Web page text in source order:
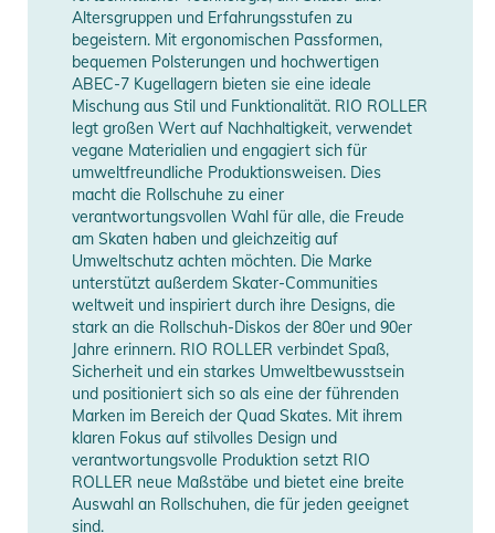
- Rio Roller aus Aluminium
- PU-gegossene 94A-Buchsen
Produktinformationen und
Sicherheitshinweise
Gebrauchsanweisungen, Sicherheitshinweise und Warnungen
finden Sie direkt am Produkt.
Altersgruppen und Erfahrungsstufen zu
begeistern. Mit ergonomischen Passformen,
bequemen Polsterungen und hochwertigen
ABEC-7 Kugellagern bieten sie eine ideale
Mischung aus Stil und Funktionalität. RIO ROLLER
legt großen Wert auf Nachhaltigkeit, verwendet
vegane Materialien und engagiert sich für
umweltfreundliche Produktionsweisen. Dies
macht die Rollschuhe zu einer
verantwortungsvollen Wahl für alle, die Freude
am Skaten haben und gleichzeitig auf
Umweltschutz achten möchten. Die Marke
unterstützt außerdem Skater-Communities
weltweit und inspiriert durch ihre Designs, die
stark an die Rollschuh-Diskos der 80er und 90er
Jahre erinnern. RIO ROLLER verbindet Spaß,
Sicherheit und ein starkes Umweltbewusstsein
und positioniert sich so als eine der führenden
Marken im Bereich der Quad Skates. Mit ihrem
klaren Fokus auf stilvolles Design und
verantwortungsvolle Produktion setzt RIO
ROLLER neue Maßstäbe und bietet eine breite
Auswahl an Rollschuhen, die für jeden geeignet
sind.